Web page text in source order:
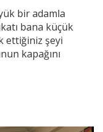
bir adamla
bana küçük
ettiğiniz şeyi
kapağını